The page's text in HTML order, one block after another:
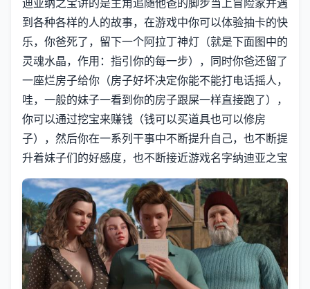
到各种各样的人的故事，在游戏中你可以体验抽卡的快
乐，你爸死了，留下一个阿拉丁神灯（就是下面图中的
灵魂水晶，作用：指引你的每一步），同时你爸还留了
一座烂房子给你（房子好坏决定你能不能打电话摇人，
哇，一般的妹子一看到你的房子跟屎一样直接跑了），
你可以通过挖宝来赚钱（钱可以买道具也可以修房
子），然后你在一系列干事中不断提升自己，也不断提
升着妹子们的好感度，也不断接近游戏名字纳迪亚之宝